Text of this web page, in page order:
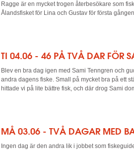
Ragge är en mycket trogen återbesökare som
Ålandsfisket för Lina och Gustav för första
TI 04.06 - 46 PÅ TVÅ DAR FÖR
Blev en bra dag igen med Sami Tenngren och
andra dagens fiske. Small på mycket bra på ett
hittade vi på lite bättre fisk, och där drog Sami
MÅ 03.06 - TVÅ DAGAR MED
Ingen dag är den andra lik i jobbet som